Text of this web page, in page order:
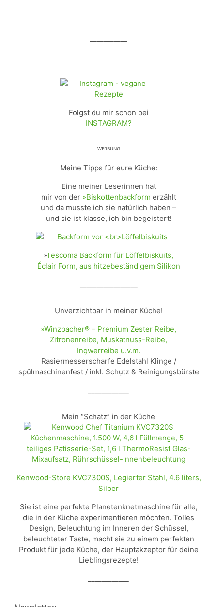
Folgst du mir schon bei
INSTAGRAM?
ᵂᴱᴿᴮᵁᴺᴳ
Meine Tipps für eure Küche:
Eine meiner Leserinnen hat
mir von der »Biskottenbackform erzählt
und da musste ich sie natürlich haben –
und sie ist klasse, ich bin begeistert!
»Tescoma Backform für Löffelbiskuits,
Éclair Form, aus hitzebeständigem Silikon
Unverzichtbar in meiner Küche!
»Winzbacher® – Premium Zester Reibe,
Zitronenreibe, Muskatnuss-Reibe,
Ingwerreibe u.v.m.
Rasiermesserscharfe Edelstahl Klinge /
spülmaschinenfest / inkl. Schụtz & Reinigungsbürste
Mein “Schatz” in der Küche
Kenwood-Store KVC7300S, Legierter Stahl, 4.6 liters,
Silber
Sie ist eine perfekte Planetenknetmaschine für alle,
die in der Küche experimentieren möchten. Tolles
Design, Beleuchtung im Inneren der Schüssel,
beleuchteter Taste, macht sie zu einem perfekten
Produkt für jede Küche, der Hauptakzeptor für deine
Lieblingsrezepte!